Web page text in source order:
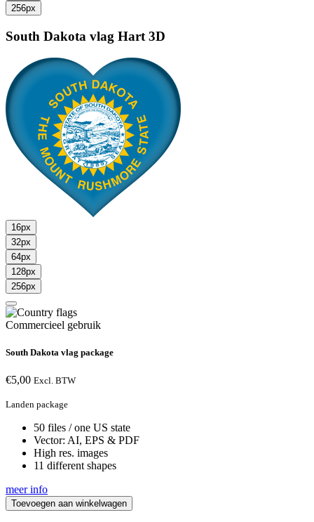
256px
South Dakota vlag Hart 3D
16px
32px
64px
128px
256px
Commercieel gebruik
South Dakota vlag package
€5,00 Excl. BTW
Landen package
50 files / one US state
Vector: AI, EPS & PDF
High res. images
11 different shapes
meer info
Toevoegen aan winkelwagen